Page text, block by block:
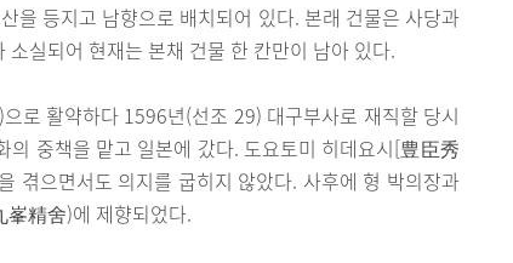
을 등지고 남향으로 배치되어 있다. 본래 건물은 사당과
실되어 현재는 본채 건물 한 칸만이 남아 있다.
로 활약하다 1596년(선조 29) 대구부사로 재직할 당시
중책을 맡고 일본에 갔다. 도요토미 히데요시[豊臣秀
겪으면서도 의지를 굽히지 않았다. 사후에 형 박의장과
精舍)에 제향되었다.